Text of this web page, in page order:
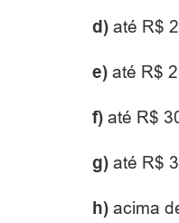
d) até R$
e) até R$
f) até R$
g) até R$
h) acima